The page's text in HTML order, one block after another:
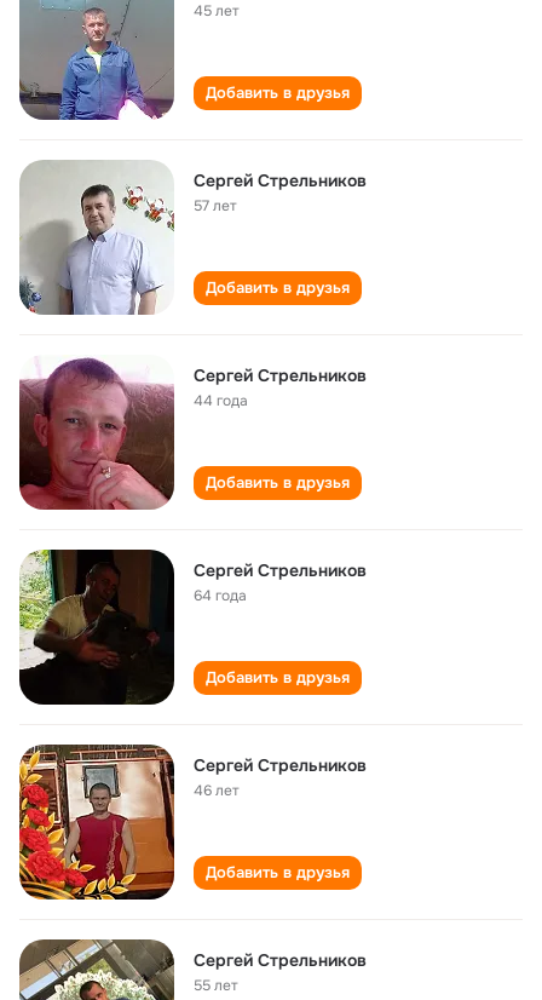
45 лет
Добавить в друзья
Сергей Стрельников
57 лет
Добавить в друзья
Сергей Стрельников
44 года
Добавить в друзья
Сергей Стрельников
64 года
Добавить в друзья
Сергей Стрельников
46 лет
Добавить в друзья
Сергей Стрельников
55 лет